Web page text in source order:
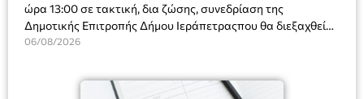
ώρα 13:00 σε τακτική, δια ζώσης, συνεδρίαση της
Δημοτικής Επιτροπής Δήμου Ιεράπετραςπου θα διεξαχθεί
στο Δημοτικό Κατάστημα, Δημοκρατίας 31 στην αίθουσα
και λήψη αποφάσεων στα παρακάτω θέματα:
06/08/2026